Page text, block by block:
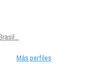
Más perfiles